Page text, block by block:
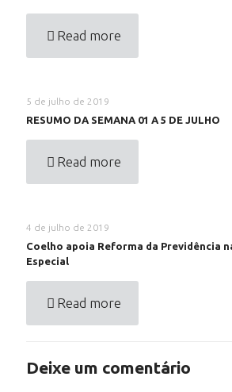
Read more
5 de julho de 2019
RESUMO DA SEMANA 01 A 5 DE JULHO
Read more
4 de julho de 2019
Coelho apoia Reforma da Previdência
Especial
Read more
Deixe um comentário